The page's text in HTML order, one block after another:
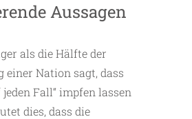
Aussagen
als die Hälfte der
einer Nation sagt, dass
jeden Fall“ impfen lassen
dies, dass die